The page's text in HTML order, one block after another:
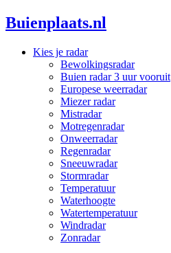
Ga
naar
inhoud
Buienplaats.nl
Kies je radar
Bewolkingsradar
Buien radar 3 uur vooruit
Europese weerradar
Miezer radar
Mistradar
Motregenradar
Onweerradar
Regenradar
Sneeuwradar
Stormradar
Temperatuur
Waterhoogte
Watertemperatuur
Windradar
Zonradar